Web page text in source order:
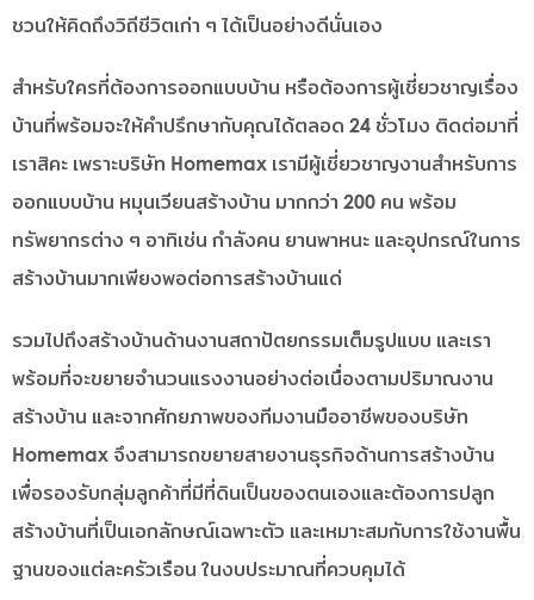
ชวนให้คิดถึงวิถีชีวิตเก่า ๆ ได้เป็นอย่างดีนั่นเอง
สำหรับใครที่ต้องการออกแบบบ้าน หรือต้องการผู้เชี่ยวชาญเรื่อง
บ้านที่พร้อมจะให้คำปรึกษากับคุณได้ตลอด 24 ชั่วโมง ติดต่อมาที่
เราสิคะ เพราะบริษัท Homemax เรามีผู้เชี่ยวชาญงานสำหรับการ
ออกแบบบ้าน หมุนเวียนสร้างบ้าน มากกว่า 200 คน พร้อม
ทรัพยากรต่าง ๆ อาทิเช่น กำลังคน ยานพาหนะ และอุปกรณ์ในการ
สร้างบ้านมากเพียงพอต่อการสร้างบ้านแด่
รวมไปถึงสร้างบ้านด้านงานสถาปัตยกรรมเต็มรูปแบบ และเรา
พร้อมที่จะขยายจำนวนแรงงานอย่างต่อเนื่องตามปริมาณงาน
สร้างบ้าน และจากศักยภาพของทีมงานมืออาชีพของบริษัท
Homemax จึงสามารถขยายสายงานธุรกิจด้านการสร้างบ้าน
เพื่อรองรับกลุ่มลูกค้าที่มีที่ดินเป็นของตนเองและต้องการปลูก
สร้างบ้านที่เป็นเอกลักษณ์เฉพาะตัว และเหมาะสมกับการใช้งานพื้น
ฐานของแต่ละครัวเรือน ในงบประมาณที่ควบคุมได้